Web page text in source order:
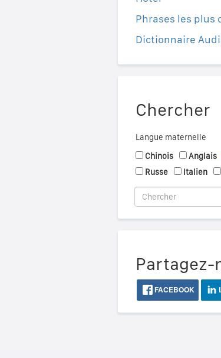
Phrases les plus
Dictionnaire
Chercher
Langue maternelle
Chinois
Anglais
Russe
Italien
Partagez-
FACEBOOK